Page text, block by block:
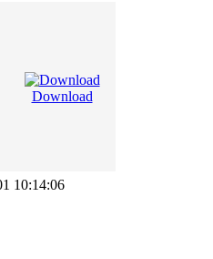
Download
10:14:06